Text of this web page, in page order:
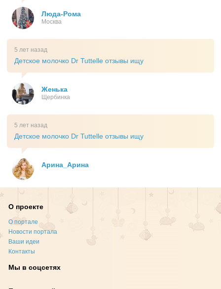
Люда-Рома
Москва
5 лет назад
Детское молочко Dr Tuttelle отзывы ищу
Женька
Щербинка
5 лет назад
Детское молочко Dr Tuttelle отзывы ищу
Арина_Арина
О проекте
О портале
Новости портала
Ваши идеи
Контакты
Мы в соцсетях